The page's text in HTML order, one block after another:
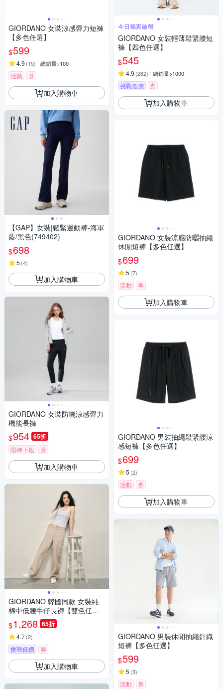
GIORDANO 女裝涼感彈力短褲
【多色任選】
$599
4.9 (15) 總銷量>100
活動 券
加入購物車
【GAP】女裝|鬆緊運動褲-海軍
藍/黑色(749402)
$698
5 (4)
加入購物車
GIORDANO 女裝防曬涼感彈力
機能長褲
$954 65折
限時下殺 券
加入購物車
GIORDANO 韓國同款 女裝純
棉中低腰牛仔長褲【雙色任
選】
$1,268 65折
4.7(2)
挑戰低價 券
加入購物車
今日獨家破盤
GIORDANO 女裝輕薄鬆緊腰短
褲【四色任選】
$545
4.9 (262) 總銷量>1000
挑戰低價 券
加入購物車
GIORDANO 女裝涼感防曬抽繩
休閒短褲【多色任選】
$699
5 (7)
活動 券
加入購物車
GIORDANO 男裝抽繩鬆緊腰涼
感短褲【多色任選】
$699
5 (2)
活動 券
加入購物車
GIORDANO 男裝休閒抽繩針織
短褲【多色任選】
$599
5 (3)
活動 券